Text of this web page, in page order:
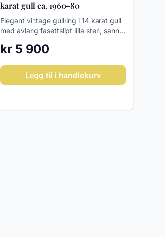
karat gull ca. 1960–80
Elegant vintage gullring i 14 karat gull
med avlang fasettslipt lilla sten, sann...
kr 5 900
Legg til i handlekurv